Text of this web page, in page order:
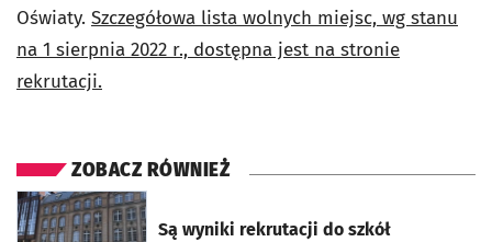
Oświaty. Szczegółowa lista wolnych miejsc, wg stanu
na 1 sierpnia 2022 r., dostępna jest na stronie
rekrutacji.
ZOBACZ RÓWNIEŻ
Są wyniki rekrutacji do szkół
otworzy się w nowej karcie